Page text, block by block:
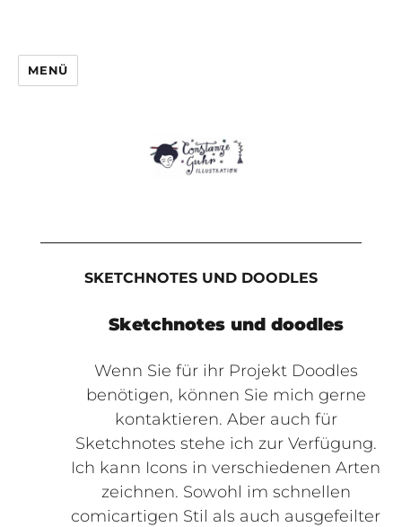
MENÜ
SKETCHNOTES UND DOODLES
Sketchnotes und doodles
Wenn Sie für ihr Projekt Doodles
benötigen, können Sie mich gerne
kontaktieren. Aber auch für
Sketchnotes stehe ich zur Verfügung.
Ich kann Icons in verschiedenen Arten
zeichnen. Sowohl im schnellen
comicartigen Stil als auch ausgefeilter